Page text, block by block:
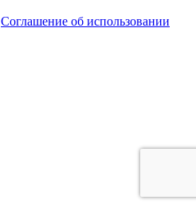
Соглашение об использовании